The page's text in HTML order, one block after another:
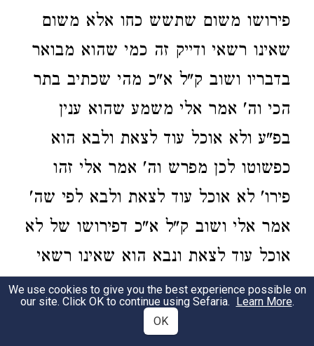
פירושו משום שתשש כחו אלא משום
שאינו רשאי ודייק זה כמי שהוא מבואר
בדבריו ושוב ק"ל א"כ מהי שכתיב בתר
הכי וה' אמר אלי משמע שהוא ענין
בפ"ע ולא אוכל עוד לצאת ולבא הוא
כפשוטו לכן מפרש וה' אמר אלי זהו
פירו' לא אוכל עוד לצאת ולבא לפי שה'
אמר אלי ושוב ק"ל א"כ דפירושו של לא
אוכל עוד לצאת ונבא הוא שאינו רשאי
א"כ למה אמר בן מאה ועשרים שנה
אנכי היום דמשמע שמשו' שהוא בן ק"כ
We use cookies to give you the best experience possible on
our site. Click OK to continue using Sefaria. Learn More.
OK